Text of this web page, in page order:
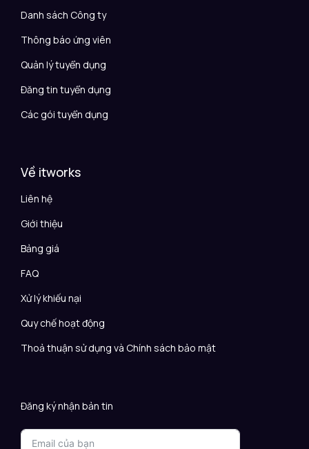
Danh sách Công ty
Thông báo ứng viên
Quản lý tuyển dụng
Đăng tin tuyển dụng
Các gói tuyển dụng
Về itworks
Liên hệ
Giới thiệu
Bảng giá
FAQ
Xử lý khiếu nại
Quy chế hoạt động
Thoả thuận sử dụng và Chính sách bảo mật
Đăng ký nhận bản tin